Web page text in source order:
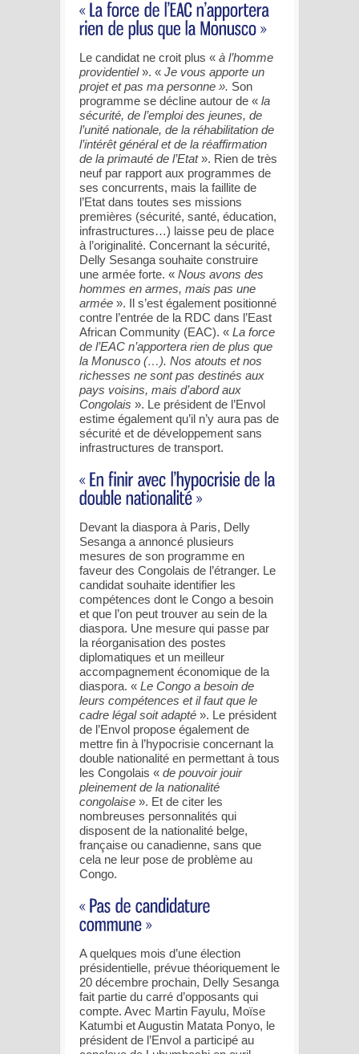
Le candidat ne croit plus « à l’homme
providentiel». « Je vous apporte un
projet et pas ma personne ». Son
programme se décline autour de « la
sécurité, de l’emploi des jeunes, de
l’unité nationale, de la réhabilitation de
l’intérêt général et de la réaffirmation
de la primauté de l’Etat». Rien de très
neuf par rapport aux programmes de
ses concurrents, mais la faillite de
l’Etat dans toutes ses missions
premières (sécurité, santé, éducation,
infrastructures…) laisse peu de place
à l’originalité. Concernant la sécurité,
Delly Sesanga souhaite construire
une armée forte. « Nous avons des
hommes en armes, mais pas une
armée ». Il s’est également positionné
contre l’entrée de la RDC dans l’East
African Community (EAC). « La force
de l’EAC n’apportera rien de plus que
la Monusco (…). Nos atouts et nos
richesses ne sont pas destinés aux
pays voisins, mais d’abord aux
Congolais ». Le président de l’Envol
estime également qu’il n’y aura pas de
sécurité et de développement sans
infrastructures de transport.
Devant la diaspora à Paris, Delly
Sesanga a annoncé plusieurs
mesures de son programme en
faveur des Congolais de l’étranger. Le
candidat souhaite identifier les
compétences dont le Congo a besoin
et que l’on peut trouver au sein de la
diaspora. Une mesure qui passe par
la réorganisation des postes
diplomatiques et un meilleur
accompagnement économique de la
diaspora. « Le Congo a besoin de
leurs compétences et il faut que le
cadre légal soit adapté ». Le président
de l’Envol propose également de
mettre fin à l’hypocrisie concernant la
double nationalité en permettant à tous
les Congolais « de pouvoir jouir
pleinement de la nationalité
congolaise ». Et de citer les
nombreuses personnalités qui
disposent de la nationalité belge,
française ou canadienne, sans que
cela ne leur pose de problème au
Congo.
A quelques mois d’une élection
présidentielle, prévue théoriquement le
20 décembre prochain, Delly Sesanga
fait partie du carré d’opposants qui
compte. Avec Martin Fayulu, Moïse
Katumbi et Augustin Matata Ponyo, le
président de l’Envol a participé au